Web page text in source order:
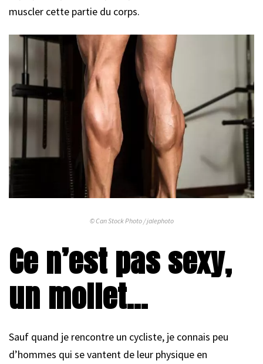
muscler cette partie du corps.
© Can Stock Photo / jalephoto
Ce n’est pas sexy,
un mollet…
Sauf quand je rencontre un cycliste, je connais peu
d’hommes qui se vantent de leur physique en